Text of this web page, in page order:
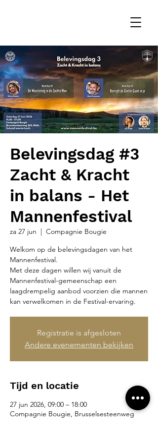
Belevingsdag #3
Zacht & Kracht
in balans - Het
Mannenfestival
za 27 jun
  |
Compagnie Bougie
Welkom op de belevingsdagen van het
Mannenfestival.
Met deze dagen willen wij vanuit de
Mannenfestival-gemeenschap een
laagdrempelig aanbod voorzien die mannen
kan verwelkomen in de Festival-ervaring.
Registratie is afgesloten
Andere evenementen bekijken
Tijd en locatie
27 jun 2026, 09:00 – 18:00
Compagnie Bougie, Brusselsesteenweg